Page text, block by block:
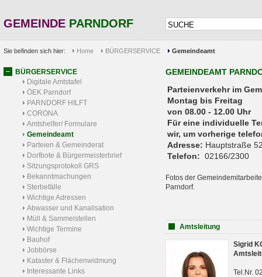
GEMEINDE PARNDORF
Sie befinden sich hier: Home BÜRGERSERVICE Gemeindeamt
BÜRGERSERVICE
Digitale Amtstafel
ÖEK Parndorf
PARNDORF HILFT
CORONA
Amtshelfer/ Formulare
Gemeindeamt
Parteien & Gemeinderat
Dorfbote & Bürgermeisterbrief
Sitzungsprotokoll GRS
Bekanntmachungen
Sterbefälle
Wichtige Adressen
Abwasser und Kanalisation
Müll & Sammelstellen
Wichtige Termine
Bauhof
Jobbörse
Kataster & Flächenwidmung
Interessante Links
GEMEINDEAMT
Parteienverkehr
Montag bis Freitag
von 08.00 - 12.00 Uhr
Für eine individuelle
wir, um vorherige
Adresse: Hauptstraße
Telefon: 02166/2300
Fotos der
Parndorf.
Amtsleitung
Sigrid
Tel.Nr.